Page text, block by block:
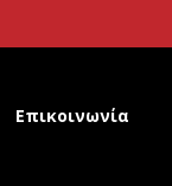
Επικοινωνία